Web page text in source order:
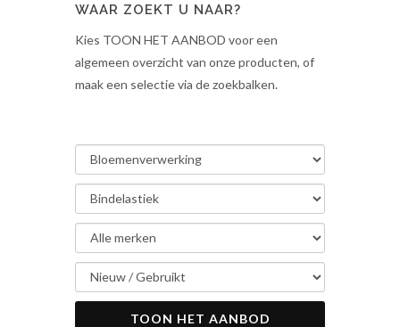
WAAR ZOEKT U NAAR?
Kies TOON HET AANBOD voor een
algemeen overzicht van onze producten, of
maak een selectie via de zoekbalken.
TOON HET AANBOD